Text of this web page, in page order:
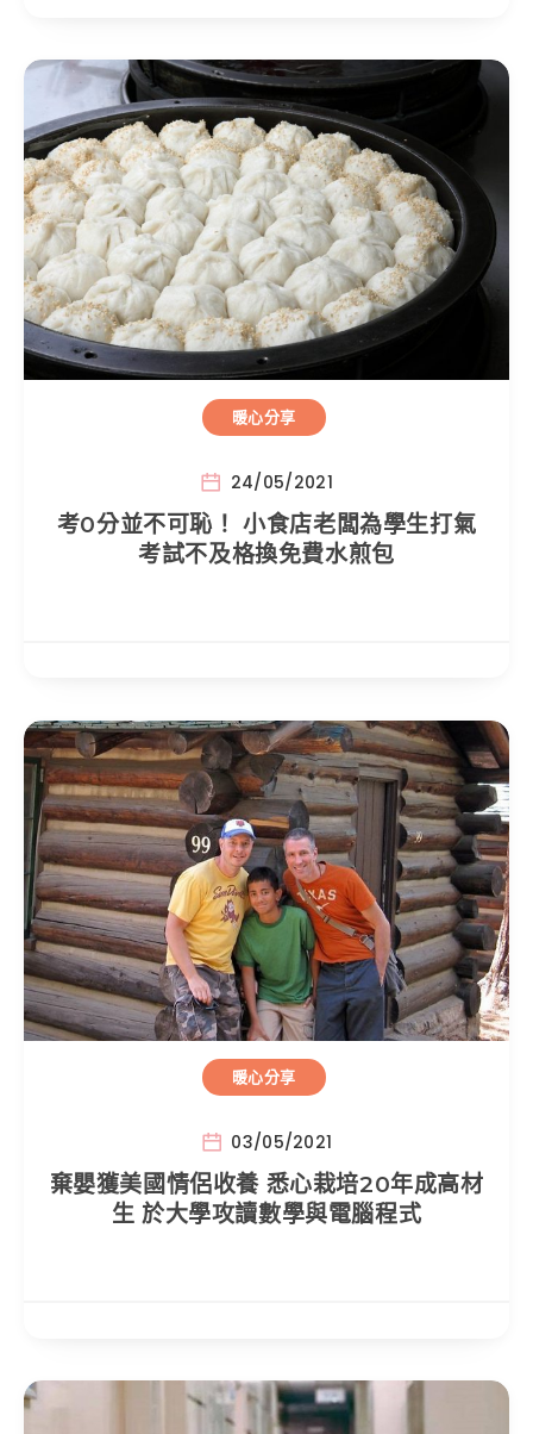
暖心分享
24/05/2021
考0分並不可恥！ 小食店老闆為學生打氣
考試不及格換免費水煎包
暖心分享
03/05/2021
棄嬰獲美國情侶收養 悉心栽培20年成高材
生 於大學攻讀數學與電腦程式